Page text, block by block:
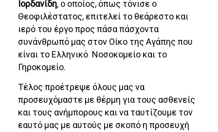
Ιορδανίδη, ο οποίος, όπως τόνισε ο
Θεοφιλέστατος, επιτελεί το θεάρεστο και
ιερό του έργο προς πάσα πάσχοντα
συνάνθρωπό μας στον Οίκο της Αγάπης που
είναι το Ελληνικό Νοσοκομείο και το
Γηροκομείο.
Τέλος προέτρεψε όλους μας να
προσευχόμαστε με θέρμη για τους ασθενείς
και τους ανήμπορους και να ταυτίζουμε τον
εαυτό μας με αυτούς με σκοπό η προσευχή